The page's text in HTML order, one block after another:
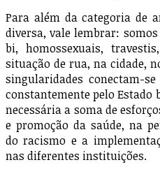
Para além da categoria de
diversa, vale lembrar:
bi, homossexuais,
situação de rua, na cidade,
singularidades conectam-
constantemente pelo Estado
necessária a soma de
e promoção da saúde, na
do racismo e a
nas diferentes instituições.